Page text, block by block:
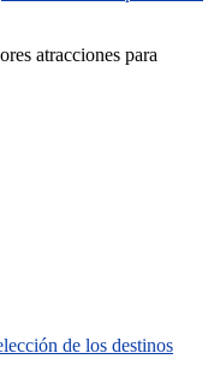
atracciones para
de los destinos